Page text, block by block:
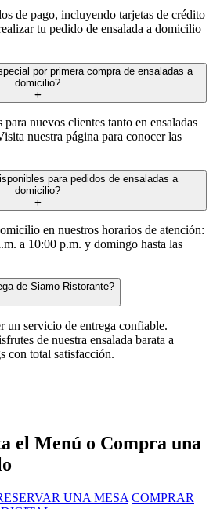
de pago, incluyendo tarjetas de crédito
tu pedido de ensalada a domicilio
por primera compra de ensaladas a
domicilio?
nuevos clientes tanto en ensaladas
nuestra página para conocer las
para pedidos de ensaladas a
domicilio?
en nuestros horarios de atención:
a 10:00 p.m. y domingo hasta las
de Siamo Ristorante?
un servicio de entrega confiable.
de nuestra ensalada barata a
con total satisfacción.
el Menú o Compra una
UNA MESA COMPRAR